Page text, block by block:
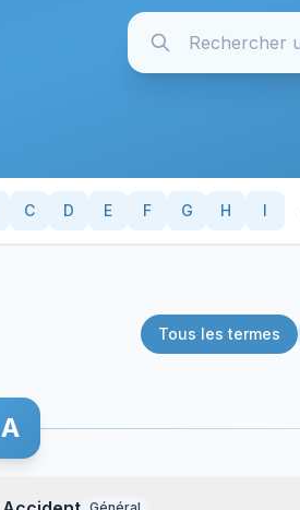
C D E F G H I
Tous les termes
A